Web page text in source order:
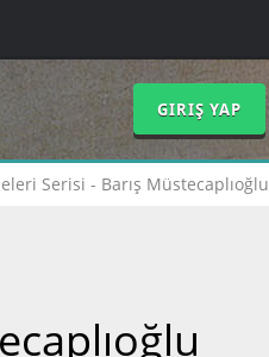
GIRIŞ YAP
Serisi - Barış Müstecaplıoğlu